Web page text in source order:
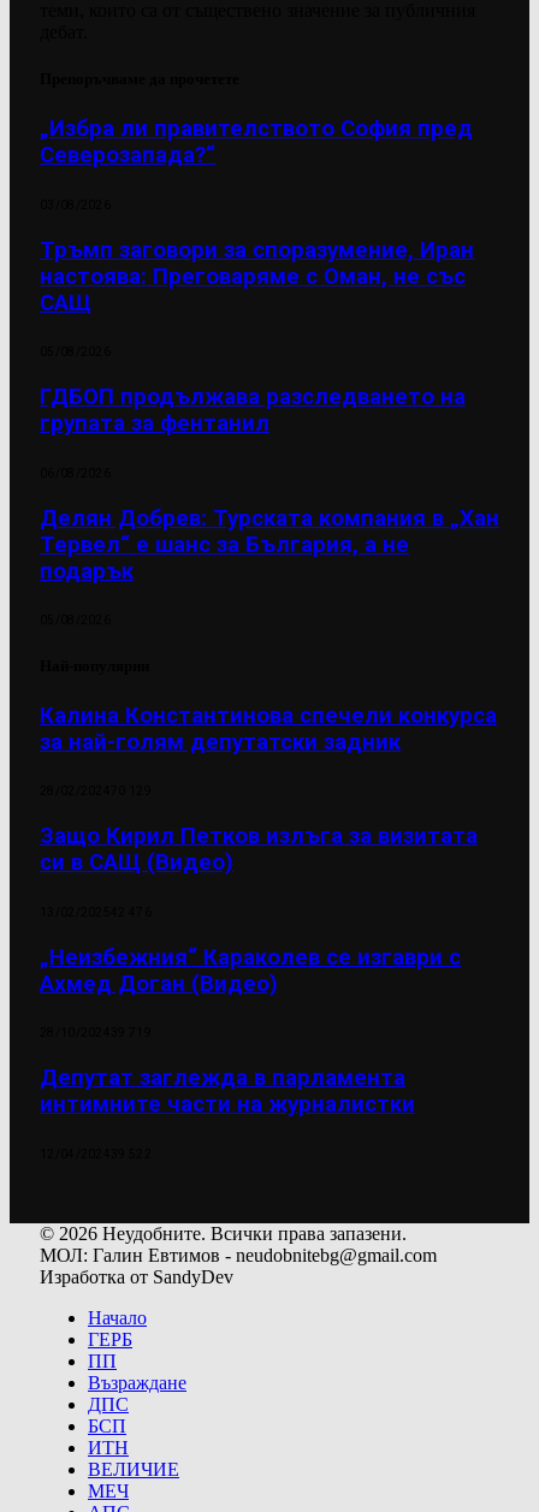
„Избра ли правителството София пред
Северозапада?“
Тръмп заговори за споразумение, Иран
настоява: Преговаряме с Оман, не със
САЩ
ГДБОП продължава разследването на
групата за фентанил
Делян Добрев: Турската компания в „Хан
Тервел“ е шанс за България, а не
подарък
Калина Константинова спечели конкурса
за най-голям депутатски задник
Защо Кирил Петков излъга за визитата
си в САЩ (Видео)
„Неизбежния“ Караколев се изгаври с
Ахмед Доган (Видео)
Депутат заглежда в парламента
интимните части на журналистки
© 2026 Неудобните. Всички права запазени.
МОЛ: Галин Евтимов - neudobnitebg@gmail.com
Изработка от SandyDev
Начало
ГЕРБ
ПП
Възраждане
ДПС
БСП
ИТН
ВЕЛИЧИЕ
МЕЧ